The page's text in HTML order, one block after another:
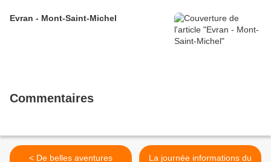
Evran - Mont-Saint-Michel
Commentaires
< De belles aventures
La journée informations du